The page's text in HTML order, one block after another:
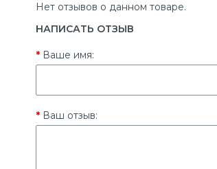
Нет отзывов о данном товаре.
НАПИСАТЬ ОТЗЫВ
Ваше имя:
Ваш отзыв: